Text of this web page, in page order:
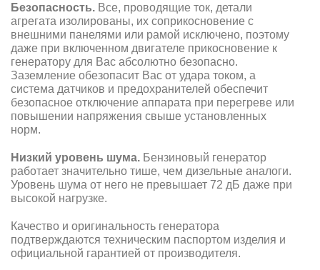
Безопасность. Все, проводящие ток, детали
агрегата изолированы, их соприкосновение с
внешними панелями или рамой исключено, поэтому
даже при включенном двигателе прикосновение к
генератору для Вас абсолютно безопасно.
Заземление обезопасит Вас от удара током, а
система датчиков и предохранителей обеспечит
безопасное отключение аппарата при перегреве или
повышении напряжения свыше установленных
норм.
Низкий уровень шума. Бензиновый генератор
работает значительно тише, чем дизельные аналоги.
Уровень шума от него не превышает 72 дБ даже при
высокой нагрузке.
Качество и оригинальность генератора
подтверждаются техническим паспортом изделия и
официальной гарантией от производителя.